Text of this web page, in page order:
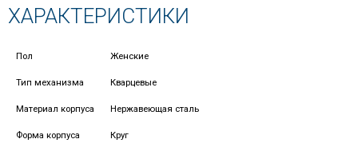
ХАРАКТЕРИСТИКИ
Пол Женские
Тип механизма Кварцевые
Материал корпуса Нержавеющая сталь
Форма корпуса Круг